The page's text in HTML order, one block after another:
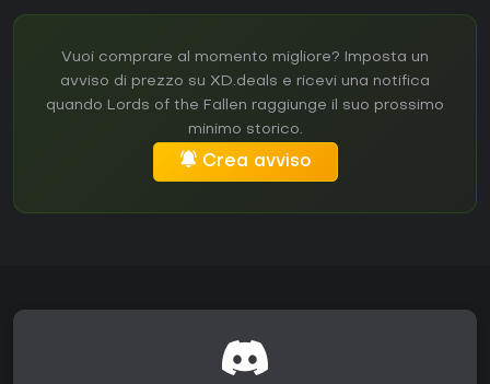
Vuoi comprare al momento migliore? Imposta un
avviso di prezzo su XD.deals e ricevi una notifica
quando Lords of the Fallen raggiunge il suo prossimo
minimo storico.
Crea avviso